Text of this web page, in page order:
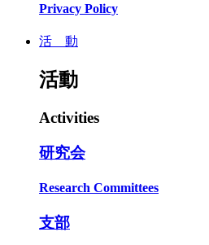
Privacy Policy
活 動
活動
Activities
研究会
Research Committees
支部